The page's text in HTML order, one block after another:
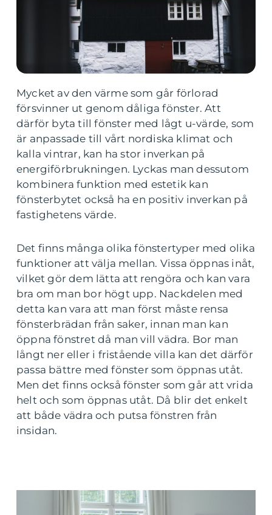
Mycket av den värme som går förlorad
försvinner ut genom dåliga fönster. Att
därför byta till fönster med lågt u-värde, som
är anpassade till vårt nordiska klimat och
kalla vintrar, kan ha stor inverkan på
energiförbrukningen. Lyckas man dessutom
kombinera funktion med estetik kan
fönsterbytet också ha en positiv inverkan på
fastighetens värde.
Det finns många olika fönstertyper med olika
funktioner att välja mellan. Vissa öppnas inåt,
vilket gör dem lätta att rengöra och kan vara
bra om man bor högt upp. Nackdelen med
detta kan vara att man först måste rensa
fönsterbrädan från saker, innan man kan
öppna fönstret då man vill vädra. Bor man
långt ner eller i fristående villa kan det därför
passa bättre med fönster som öppnas utåt.
Men det finns också fönster som går att vrida
helt och som öppnas utåt. Då blir det enkelt
att både vädra och putsa fönstren från
insidan.